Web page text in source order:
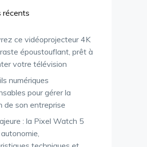
récents
ce vidéoprojecteur 4K
époustouflant, prêt à
votre télévision
numériques
pour gérer la
de son entreprise
: la Pixel Watch 5